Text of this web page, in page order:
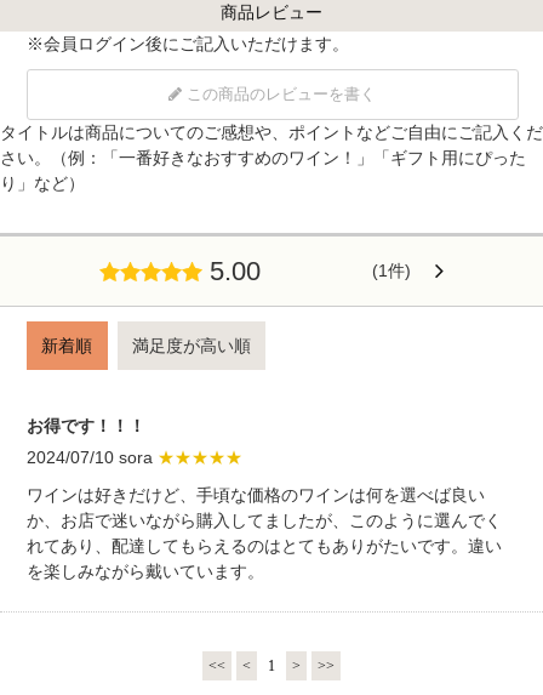
商品レビュー
※会員ログイン後にご記入いただけます。
この商品のレビューを書く
タイトルは商品についてのご感想や、ポイントなどご自由にご記入くだ
さい。（例：「一番好きなおすすめのワイン！」「ギフト用にぴった
り」など）
5.00 (1件)
新着順 満足度が高い順
お得です！！！
2024/07/10 sora ★★★★★
ワインは好きだけど、手頃な価格のワインは何を選べば良い
か、お店で迷いながら購入してましたが、このように選んでく
れてあり、配達してもらえるのはとてもありがたいです。違い
を楽しみながら戴いています。
<< < 1 > >>